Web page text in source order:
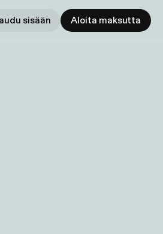
sisään Aloita maksutta